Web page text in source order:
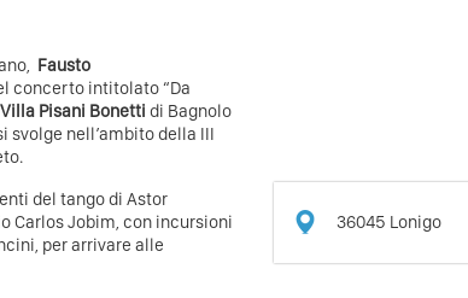
Fausto
concerto intitolato “Da
Villa Pisani Bonetti di Bagnolo
svolge nell’ambito della III
del tango di Astor
Carlos Jobim, con incursioni
per arrivare alle
36045 Lonigo